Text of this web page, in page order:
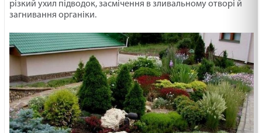
різкий ухил підводок, засмічення в зливальному отворі й
загнивання органіки.